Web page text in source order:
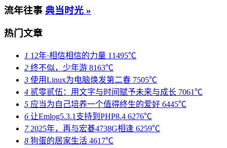
流年往事 典当时光 »
热门文章
1 12年·相信相信的力量 11495℃
2 终不似，少年游 8163℃
3 使用Linux为电脑焕发第二春 7505℃
4 贰零贰伍：用文字与时间赋予未来与成长 7061℃
5 应当为自己培养一个值得终生的爱好 6445℃
6 让Emlog5.3.1支持到PHP8.4 6276℃
72025年，再与宏碁4738G相逢 6259℃
8 狗蛋的居家生活 4617℃